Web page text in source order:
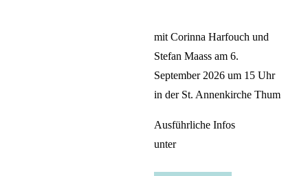
mit Corinna Harfouch und
Stefan Maass am 6.
September 2026 um 15 Uhr
in der St. Annenkirche Thum
Ausführliche Infos
unter